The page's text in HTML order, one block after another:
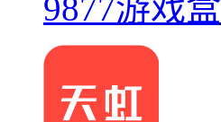
9877游戏盒